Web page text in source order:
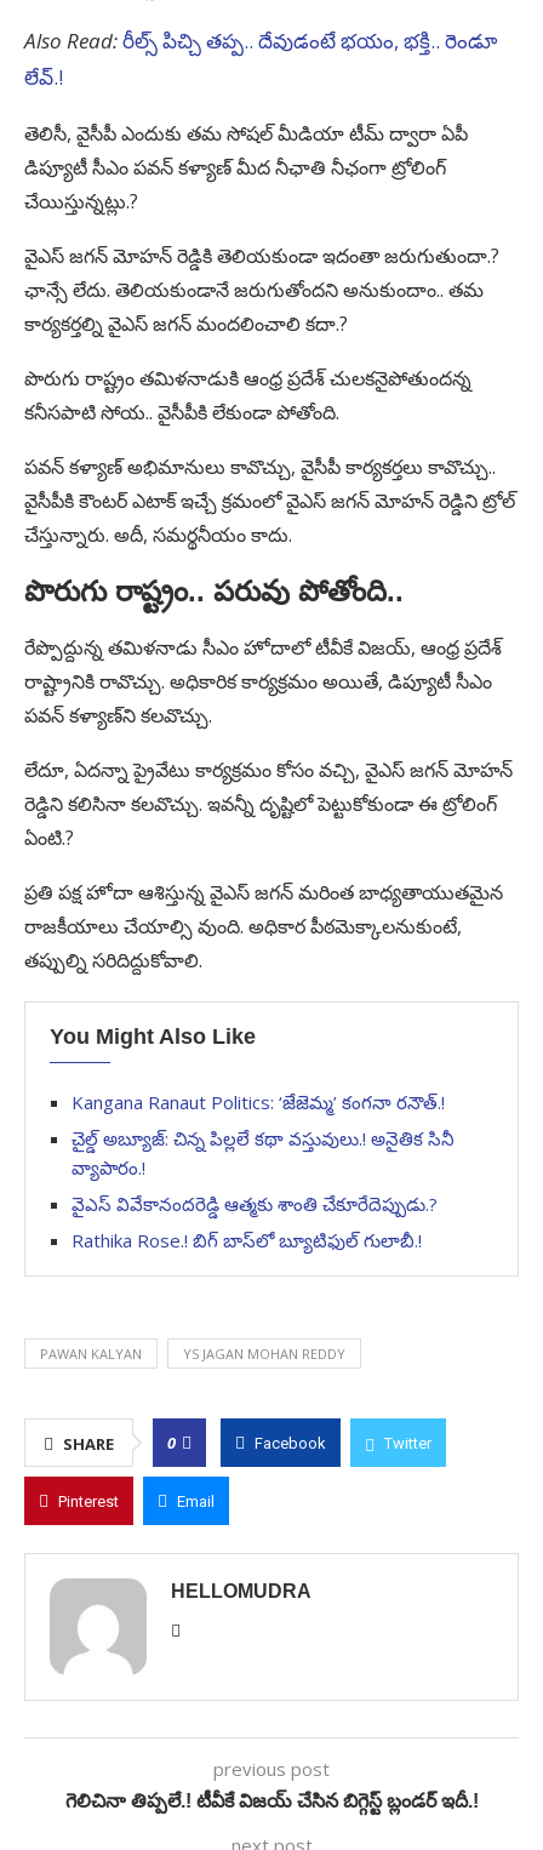
Also Read:రీల్స్ పిచ్చి తప్ప.. దేవుడంటే భయం, భక్తి.. రెండూ
లేవ్.!
తెలిసీ, వైసీపీ ఎందుకు తమ సోషల్ మీడియా టీమ్ ద్వారా ఏపీ
డిప్యూటీ సీఎం పవన్ కళ్యాణ్ మీద నీఛాతి నీఛంగా ట్రోలింగ్
చేయిస్తున్నట్లు.?
వైఎస్ జగన్ మోహన్ రెడ్డికి తెలియకుండా ఇదంతా జరుగుతుందా.?
ఛాన్సే లేదు. తెలియకుండానే జరుగుతోందని అనుకుందాం.. తమ
కార్యకర్తల్ని వైఎస్ జగన్ మందలించాలి కదా.?
పొరుగు రాష్ట్రం తమిళనాడుకి ఆంధ్ర ప్రదేశ్ చులకనైపోతుందన్న
కనీసపాటి సోయ.. వైసీపీకి లేకుండా పోతోంది.
పవన్ కళ్యాణ్ అభిమానులు కావొచ్చు, వైసీపీ కార్యకర్తలు కావొచ్చు..
వైసీపీకి కౌంటర్ ఎటాక్ ఇచ్చే క్రమంలో వైఎస్ జగన్ మోహన్ రెడ్డిని ట్రోల్
చేస్తున్నారు. అదీ, సమర్థనీయం కాదు.
పొరుగు రాష్ట్రం.. పరువు పోతోంది..
రేప్పొద్దున్న తమిళనాడు సీఎం హోదాలో టీవీకే విజయ్, ఆంధ్ర ప్రదేశ్
రాష్ట్రానికి రావొచ్చు. అధికారిక కార్యక్రమం అయితే, డిప్యూటీ సీఎం
పవన్ కళ్యాణ్‌ని కలవొచ్చు.
లేదూ, ఏదన్నా ప్రైవేటు కార్యక్రమం కోసం వచ్చి, వైఎస్ జగన్ మోహన్
రెడ్డిని కలిసినా కలవొచ్చు. ఇవన్నీ దృష్టిలో పెట్టుకోకుండా ఈ ట్రోలింగ్
ఏంటి.?
ప్రతి పక్ష హోదా ఆశిస్తున్న వైఎస్ జగన్ మరింత బాధ్యతాయుతమైన
రాజకీయాలు చేయాల్సి వుంది. అధికార పీఠమెక్కాలనుకుంటే,
తప్పుల్ని సరిదిద్దుకోవాలి.
You Might Also Like
Kangana Ranaut Politics: ‘జేజెమ్మ’ కంగనా రనౌత్.!
చైల్డ్ అబ్యూజ్: చిన్న పిల్లలే కథా వస్తువులు.! అనైతిక సినీ
వ్యాపారం.!
వైఎస్ వివేకానందరెడ్డి ఆత్మకు శాంతి చేకూరేదెప్పుడు.?
Rathika Rose.! బిగ్ బాస్‌లో బ్యూటిఫుల్ గులాబీ.!
PAWAN KALYAN YS JAGAN MOHAN REDDY
SHARE 0 Facebook Twitter
Pinterest Email
HELLOMUDRA
previous post
గెలిచినా తిప్పలే.! టీవీకే విజయ్ చేసిన బిగ్గెస్ట్ బ్లండర్ ఇదీ.!
next post